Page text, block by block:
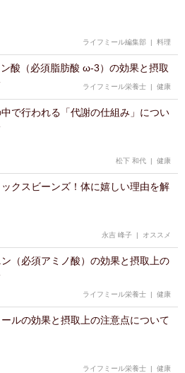
ライフミール編集部 | 料理
酸（必須脂肪酸 ω-3）の効果と摂取
ライフミール栄養士 | 健康
中で行われる「代謝の仕組み」につい
松下 和代 | 健康
クスビーンズ！体に嬉しい理由を解
永吉 峰子 | オススメ
ン（必須アミノ酸）の効果と摂取上の
ライフミール栄養士 | 健康
ルの効果と摂取上の注意点について
ライフミール栄養士 | 健康